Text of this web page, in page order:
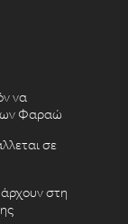
να
Φαραώ
σε
στη